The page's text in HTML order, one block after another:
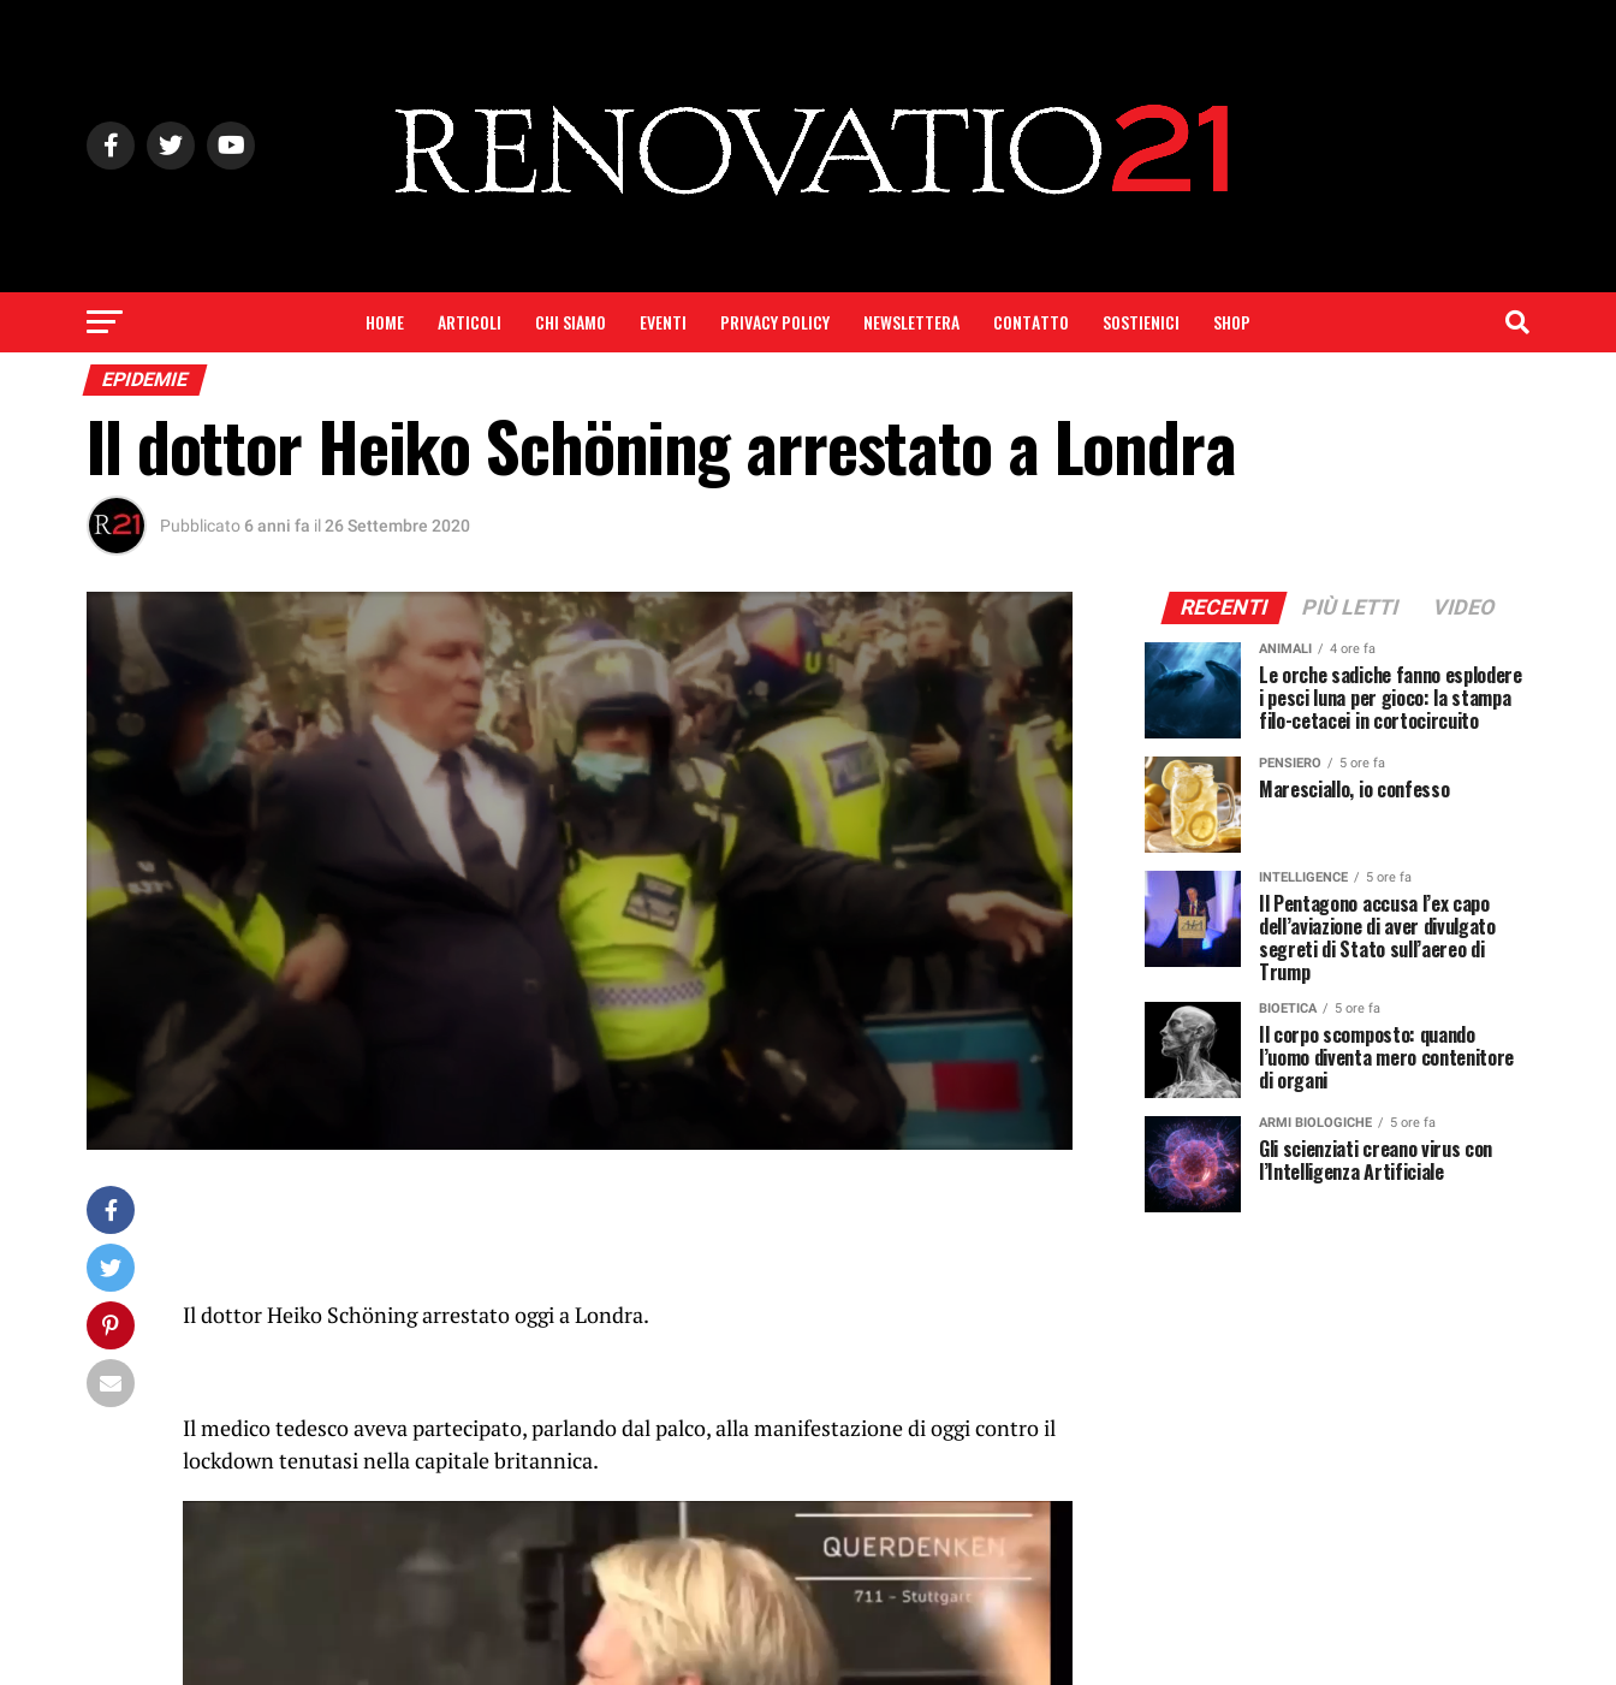
HOME ARTICOLI CHI SIAMO EVENTI PRIVACY POLICY NEWSLETTERA CONTATTO SOSTIENICI SHOP
EPIDEMIE
Il dottor Heiko Schöning arrestato a Londra
Pubblicato 6 anni fa il26 Settembre 2020
Il dottor Heiko Schöning arrestato oggi a Londra.
Il medico tedesco aveva partecipato, parlando dal palco, alla manifestazione di oggi contro il
lockdown tenutasi nella capitale britannica.
RECENTI PIÙ LETTI VIDEO
ANIMALI 4 ore fa
Le orche sadiche fanno esplodere
i pesci luna per gioco: la stampa
filo-cetacei in cortocircuito
PENSIERO 5 ore fa
Maresciallo, io confesso
INTELLIGENCE 5 ore fa
Il Pentagono accusa l’ex capo
dell’aviazione di aver divulgato
segreti di Stato sull’aereo di
Trump
BIOETICA 5 ore fa
Il corpo scomposto: quando
l’uomo diventa mero contenitore
di organi
ARMI BIOLOGICHE 5 ore fa
Gli scienziati creano virus con
l’Intelligenza Artificiale